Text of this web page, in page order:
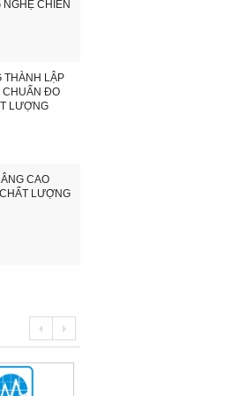
CHIẾN
THÀNH LẬP
CHUẨN ĐO
LƯỢNG
CAO
LƯỢNG